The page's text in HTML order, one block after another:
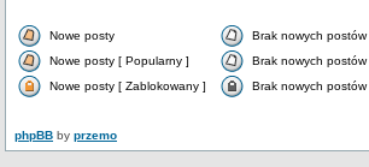
Nowe posty Brak nowych postów
Nowe posty [ Popularny ]
Brak nowych
Nowe posty [ Zablokowany ]
Brak nowych
phpBB by przemo